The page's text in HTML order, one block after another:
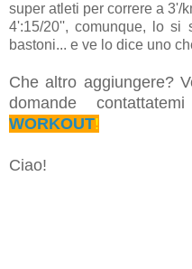
super atleti per correre a 3'/
4':15/20'', comunque, lo si
bastoni... e ve lo dice uno
Che altro aggiungere?
domande
WORKOUT!
Ciao!